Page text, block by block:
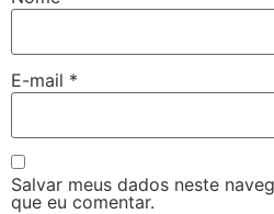
E-mail *
Salvar meus dados neste
que eu comentar.